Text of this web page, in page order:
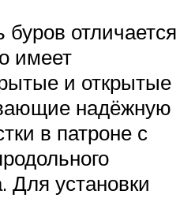
буров отличается
имеет
и открытые
надёжную
в патроне с
Для установки